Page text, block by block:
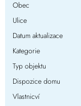
Obec
Ulice
Datum aktualizace
Kategorie
Typ objektu
Dispozice domu
Vlastnicví